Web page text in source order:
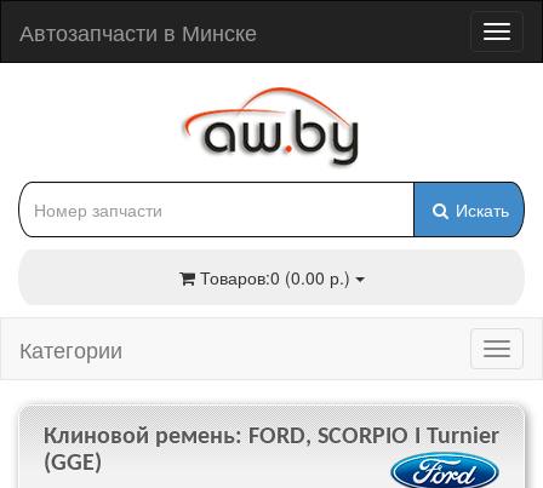
Автозапчасти в Минске
Искать
Товаров:0 (0.00 р.)
Категории
Клиновой ремень: FORD, SCORPIO I Turnier
(GGE)